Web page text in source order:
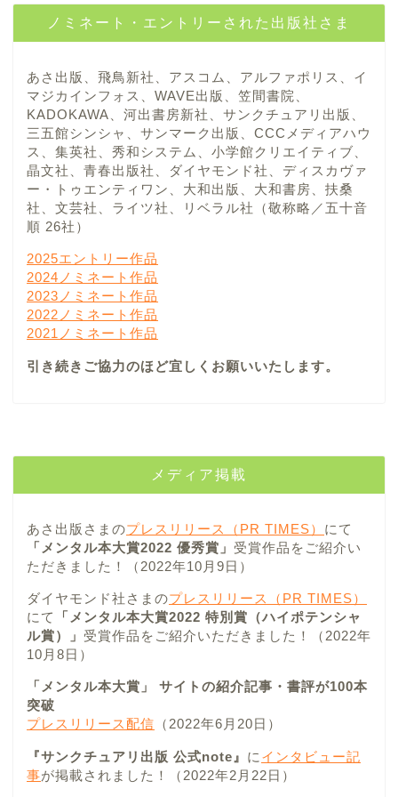
ノミネート・エントリーされた出版社さま
あさ出版、飛鳥新社、アスコム、アルファポリス、イ
マジカインフォス、WAVE出版、笠間書院、
KADOKAWA、河出書房新社、サンクチュアリ出版、
三五館シンシャ、サンマーク出版、CCCメディアハウ
ス、集英社、秀和システム、小学館クリエイティブ、
晶文社、青春出版社、ダイヤモンド社、ディスカヴァ
ー・トゥエンティワン、大和出版、大和書房、扶桑
社、文芸社、ライツ社、リベラル社（敬称略／五十音
順 26社）
2025エントリー作品
2024ノミネート作品
2023ノミネート作品
2022ノミネート作品
2021ノミネート作品
引き続きご協力のほど宜しくお願いいたします。
メディア掲載
あさ出版さまのプレスリリース（PR TIMES） にて
「メンタル本大賞2022 優秀賞」 受賞作品をご紹介い
ただきました！（2022年10月9日）
ダイヤモンド社さまのプレスリリース（PR TIMES）
にて
「メンタル本大賞2022 特別賞（ハイポテンシャ
ル賞）」 受賞作品をご紹介いただきました！（2022年
10月8日）
「メンタル本大賞」 サイトの紹介記事・書評が100本
突破
プレスリリース配信 （2022年6月20日）
『サンクチュアリ出版 公式note』 に インタビュー記
事が掲載されました！（2022年2月22日）